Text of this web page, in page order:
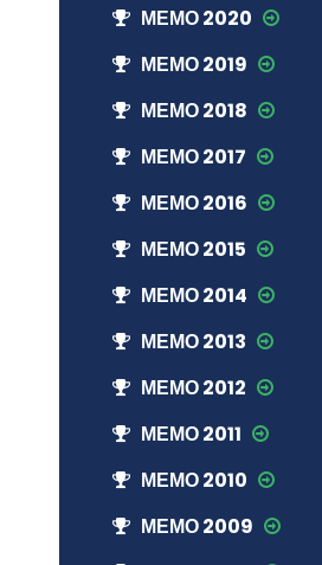
МЕМО 2020
МЕМО 2019
МЕМО 2018
МЕМО 2017
МЕМО 2016
МЕМО 2015
МЕМО 2014
МЕМО 2013
МЕМО 2012
МЕМО 2011
МЕМО 2010
МЕМО 2009